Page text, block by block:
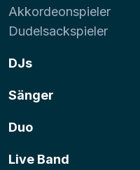
Akkordeonspieler
Dudelsackspieler
DJs
Sänger
Duo
Live Band